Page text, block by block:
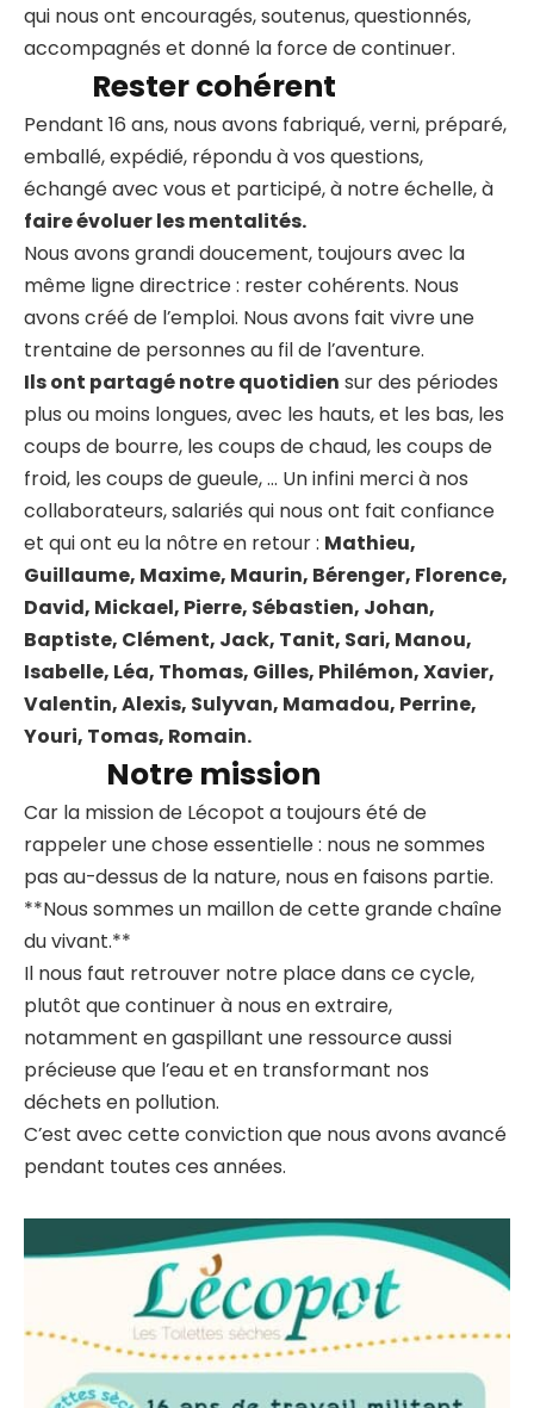
qui nous ont encouragés, soutenus, questionnés,
accompagnés et donné la force de continuer.
Rester cohérent
Pendant 16 ans, nous avons fabriqué, verni, préparé,
emballé, expédié, répondu à vos questions,
échangé avec vous et participé, à notre échelle, à
faire évoluer les mentalités.
Nous avons grandi doucement, toujours avec la
même ligne directrice : rester cohérents. Nous
avons créé de l’emploi. Nous avons fait vivre une
trentaine de personnes au fil de l’aventure.
Ils ont partagé notre quotidien sur des périodes
plus ou moins longues, avec les hauts, et les bas, les
coups de bourre, les coups de chaud, les coups de
froid, les coups de gueule, … Un infini merci à nos
collaborateurs, salariés qui nous ont fait confiance
et qui ont eu la nôtre en retour : Mathieu,
Guillaume, Maxime, Maurin, Bérenger, Florence,
David, Mickael, Pierre, Sébastien, Johan,
Baptiste, Clément, Jack, Tanit, Sari, Manou,
Isabelle, Léa, Thomas, Gilles, Philémon, Xavier,
Valentin, Alexis, Sulyvan, Mamadou, Perrine,
Youri, Tomas, Romain.
Notre mission
Car la mission de Lécopot a toujours été de
rappeler une chose essentielle : nous ne sommes
pas au-dessus de la nature, nous en faisons partie.
**Nous sommes un maillon de cette grande chaîne
du vivant.**
Il nous faut retrouver notre place dans ce cycle,
plutôt que continuer à nous en extraire,
notamment en gaspillant une ressource aussi
précieuse que l’eau et en transformant nos
déchets en pollution.
C’est avec cette conviction que nous avons avancé
pendant toutes ces années.